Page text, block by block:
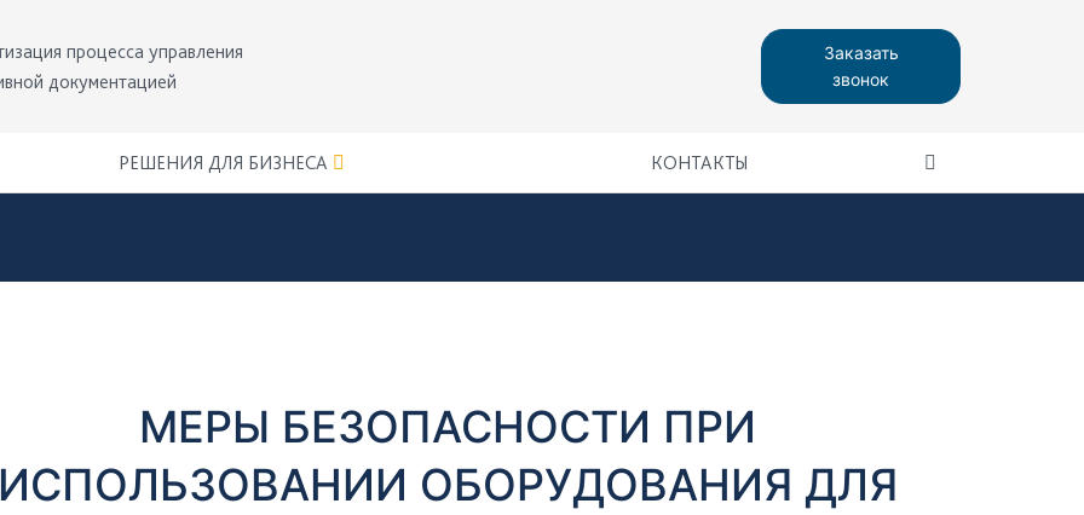
процесса управления
документацией
Заказать
звонок
РЕШЕНИЯ ДЛЯ БИЗНЕСА КОНТАКТЫ
МЕРЫ БЕЗОПАСНОСТИ ПРИ
ИСПОЛЬЗОВАНИИ ОБОРУДОВАНИЯ ДЛЯ